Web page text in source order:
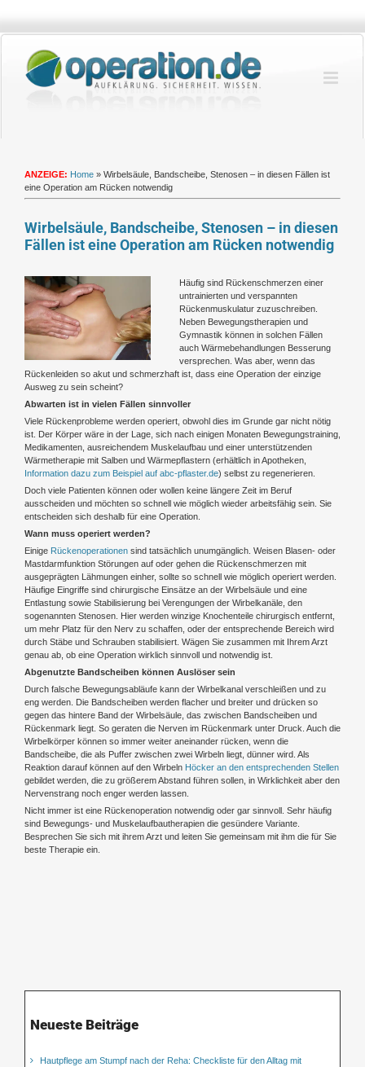
springen
ANZEIGE: Home » Wirbelsäule, Bandscheibe, Stenosen – in diesen Fällen ist
eine Operation am Rücken notwendig
Wirbelsäule, Bandscheibe, Stenosen – in diesen
Fällen ist eine Operation am Rücken notwendig
Zeige
grösseres
Bild
Häufig sind Rückenschmerzen einer
untrainierten und verspannten
Rückenmuskulatur zuzuschreiben.
Neben Bewegungstherapien und
Gymnastik können in solchen Fällen
auch Wärmebehandlungen Besserung
versprechen. Was aber, wenn das
Rückenleiden so akut und schmerzhaft ist, dass eine Operation der einzige
Ausweg zu sein scheint?
Abwarten ist in vielen Fällen sinnvoller
Viele Rückenprobleme werden operiert, obwohl dies im Grunde gar nicht nötig
ist. Der Körper wäre in der Lage, sich nach einigen Monaten Bewegungstraining,
Medikamenten, ausreichendem Muskelaufbau und einer unterstützenden
Wärmetherapie mit Salben und Wärmepflastern (erhältlich in Apotheken,
Information dazu zum Beispiel auf abc-pflaster.de) selbst zu regenerieren.
Doch viele Patienten können oder wollen keine längere Zeit im Beruf
ausscheiden und möchten so schnell wie möglich wieder arbeitsfähig sein. Sie
entscheiden sich deshalb für eine Operation.
Wann muss operiert werden?
Einige Rückenoperationen sind tatsächlich unumgänglich. Weisen Blasen- oder
Mastdarmfunktion Störungen auf oder gehen die Rückenschmerzen mit
ausgeprägten Lähmungen einher, sollte so schnell wie möglich operiert werden.
Häufige Eingriffe sind chirurgische Einsätze an der Wirbelsäule und eine
Entlastung sowie Stabilisierung bei Verengungen der Wirbelkanäle, den
sogenannten Stenosen. Hier werden winzige Knochenteile chirurgisch entfernt,
um mehr Platz für den Nerv zu schaffen, oder der entsprechende Bereich wird
durch Stäbe und Schrauben stabilisiert. Wägen Sie zusammen mit Ihrem Arzt
genau ab, ob eine Operation wirklich sinnvoll und notwendig ist.
Abgenutzte Bandscheiben können Auslöser sein
Durch falsche Bewegungsabläufe kann der Wirbelkanal verschleißen und zu
eng werden. Die Bandscheiben werden flacher und breiter und drücken so
gegen das hintere Band der Wirbelsäule, das zwischen Bandscheiben und
Rückenmark liegt. So geraten die Nerven im Rückenmark unter Druck. Auch die
Wirbelkörper können so immer weiter aneinander rücken, wenn die
Bandscheibe, die als Puffer zwischen zwei Wirbeln liegt, dünner wird. Als
Reaktion darauf können auf den Wirbeln Höcker an den entsprechenden Stellen
gebildet werden, die zu größerem Abstand führen sollen, in Wirklichkeit aber den
Nervenstrang noch enger werden lassen.
Nicht immer ist eine Rückenoperation notwendig oder gar sinnvoll. Sehr häufig
sind Bewegungs- und Muskelaufbautherapien die gesündere Variante.
Besprechen Sie sich mit ihrem Arzt und leiten Sie gemeinsam mit ihm die für Sie
beste Therapie ein.
Neueste Beiträge
Hautpflege am Stumpf nach der Reha: Checkliste für den Alltag mit